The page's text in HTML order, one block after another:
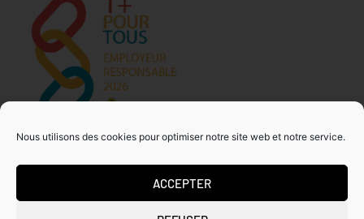
Nous utilisons des cookies pour optimiser notre site web et notre service.
ACCEPTER